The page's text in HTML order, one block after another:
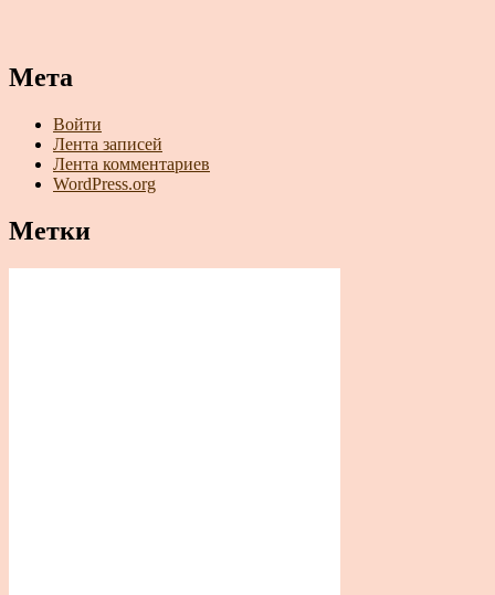
Мета
Войти
Лента записей
Лента комментариев
WordPress.org
Метки